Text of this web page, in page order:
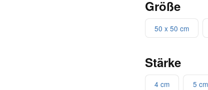
Größe
50 x 50 cm
Stärke
4 cm 5 cm